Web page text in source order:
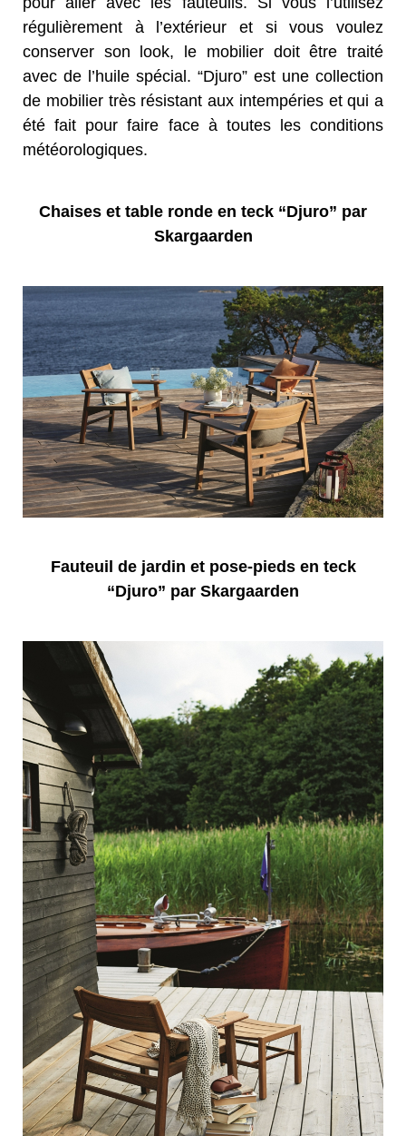
régulièrement à l’extérieur et si vous voulez
conserver son
look, le mobilier doit être traité
avec de l’huile spécial. “Djuro” est une collection
de mobilier très résistant aux intempéries et qui a
été fait pour faire face àtoutes les conditions
météorologiques.
Chaises et table ronde en teck “Djuro” par
Skargaarden
Fauteuil de jardin et pose-pieds en teck
“Djuro” par Skargaarden